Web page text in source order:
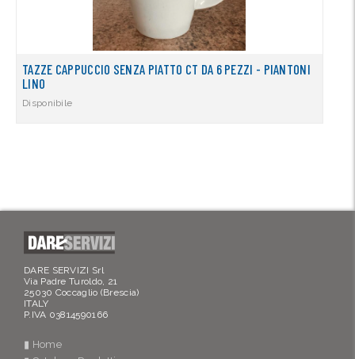
TAZZE CAPPUCCIO SENZA PIATTO CT DA 6 PEZZI - PIANTONI
LINO
Disponibile
DARE SERVIZI Srl
Via Padre Turoldo, 21
25030 Coccaglio (Brescia)
ITALY
P.IVA 03814590166
▮ Home